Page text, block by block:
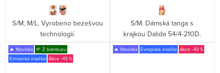
S/M, M/L. Vyrobeno bezešvou
technologií.
S/M. Dámská tanga s
krajkou Dalida 54/4-210D.
🔥 Novinka 🌱 Z bambusu
Evropská značka
-43 %
🔥 Novinka Evropská značka -43 %